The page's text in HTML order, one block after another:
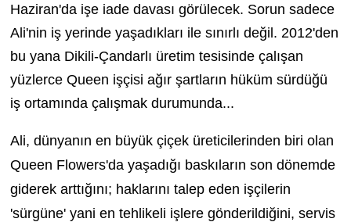
Haziran'da işe iade davası görülecek. Sorun sadece
Ali'nin iş yerinde yaşadıkları ile sınırlı değil. 2012'den
bu yana Dikili-Çandarlı üretim tesisinde çalışan
yüzlerce Queen işçisi ağır şartların hüküm sürdüğü
iş ortamında çalışmak durumunda...
Ali, dünyanın en büyük çiçek üreticilerinden biri olan
Queen Flowers'da yaşadığı baskıların son dönemde
giderek arttığını; haklarını talep eden işçilerin
'sürgüne' yani en tehlikeli işlere gönderildiğini, servis